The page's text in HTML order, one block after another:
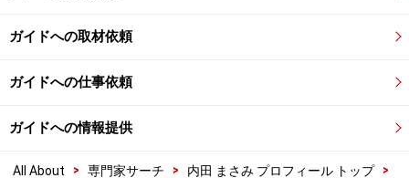
ガイドへの取材依頼
ガイドへの仕事依頼
ガイドへの情報提供
All About > 専門家サーチ > 内田 まさみ プロフィール トップ >